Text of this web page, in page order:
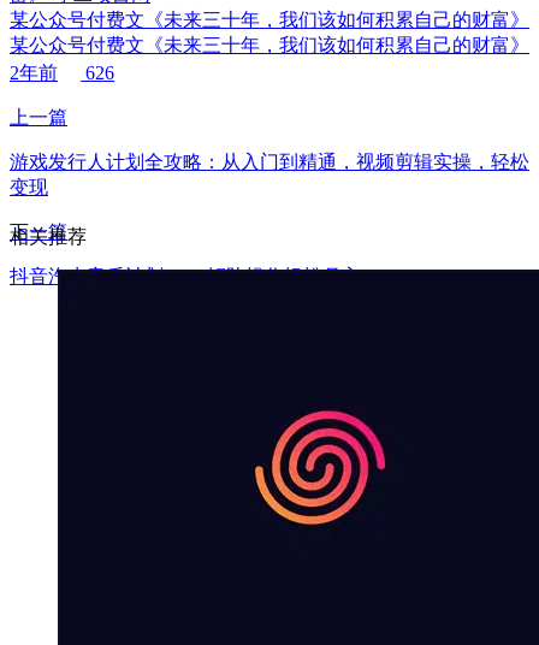
某公众号付费文《未来三十年，我们该如何积累自己的财富》
某公众号付费文《未来三十年，我们该如何积累自己的财富》
2年前
626
上一篇
游戏发行人计划全攻略：从入门到精通，视频剪辑实操，轻松
变现
下一篇
抖音汽水音乐计划9.0，矩阵操作轻松月入6000＋
相关推荐